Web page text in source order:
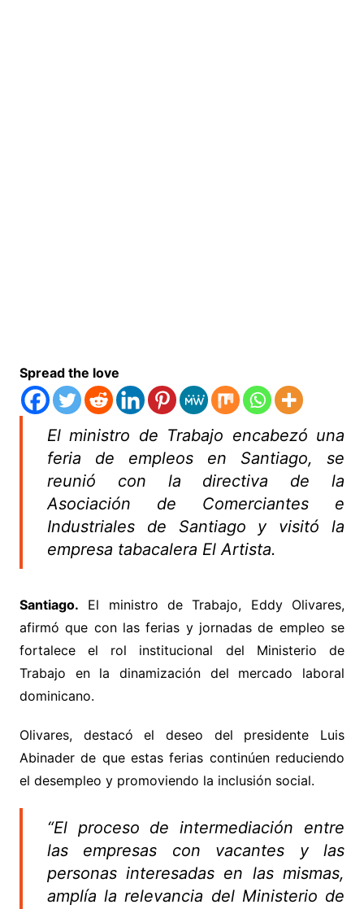
Spread the love
El ministro de Trabajo encabezó una
feria de empleos en Santiago, se
reunió con la directiva de la
Asociación de Comerciantes e
Industriales de Santiago y visitó la
empresa tabacalera El Artista.
Santiago. El ministro de Trabajo, Eddy Olivares,
afirmó que con las ferias y jornadas de empleo se
fortalece el rol institucional del Ministerio de
Trabajo en la dinamización del mercado laboral
dominicano.
Olivares, destacó el deseo del presidente Luis
Abinader de que estas ferias continúen reduciendo
el desempleo y promoviendo la inclusión social.
“El proceso de intermediación entre
las empresas con vacantes y las
personas interesadas en las mismas,
amplía la relevancia del Ministerio de